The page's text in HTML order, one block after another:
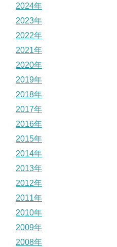
2024年
2023年
2022年
2021年
2020年
2019年
2018年
2017年
2016年
2015年
2014年
2013年
2012年
2011年
2010年
2009年
2008年